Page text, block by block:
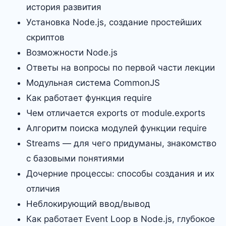
история развития
Установка Node.js, создание простейших
скриптов
Возможности Node.js
Ответы на вопросы по первой части лекции
Модульная система CommonJS
Как работает функция require
Чем отличается exports от module.exports
Алгоритм поиска модулей функции require
Streams — для чего придуманы, знакомство
с базовыми понятиями
Дочерние процессы: способы создания и их
отличия
Неблокирующий ввод/вывод
Как работает Event Loop в Node.js, глубокое